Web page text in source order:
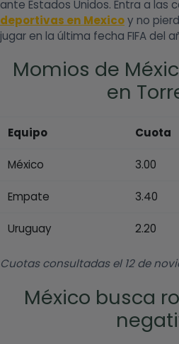
ante Estados Unidos. Entra a las
deportivas en Mexicoy no
jugar en la última fecha FIFA del
Momios de
en
Equipo Cuota
México 3.00
Empate 3.40
Uruguay 2.20
Cuotas consultadas el 12 de
México busca